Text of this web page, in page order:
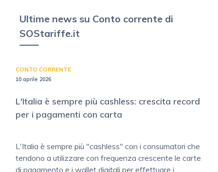
Ultime news su Conto corrente di
SOStariffe.it
CONTO CORRENTE
10 aprile 2026
L'Italia è sempre più cashless: crescita record
per i pagamenti con carta
L'Italia è sempre più "cashless" con i consumatori che
tendono a utilizzare con frequenza crescente le carte
di pagamento e i wallet digitali per effettuare i